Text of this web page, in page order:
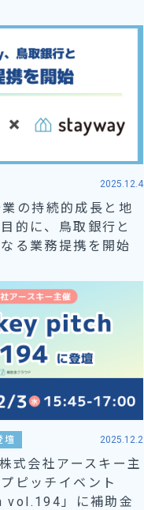
2025.12.4
の持続的成長と地
的に、鳥取銀行と
る業務提携を開始
壇 2025.12.2
式会社アースキー主
ピッチイベント
vol.194」に補助金